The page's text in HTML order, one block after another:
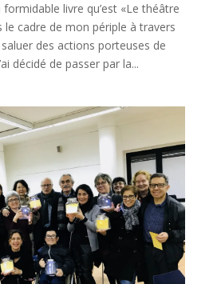
formidable livre qu’est «Le théâtre
le cadre de mon périple à travers
des actions porteuses de
décidé de passer par la...